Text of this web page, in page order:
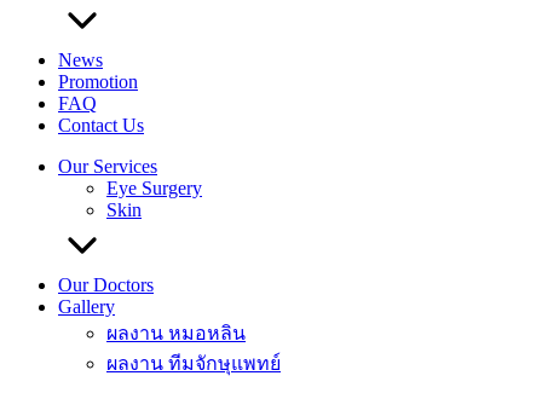
News
Promotion
FAQ
Contact Us
Our Services
Eye Surgery
Skin
Our Doctors
Gallery
ผลงาน หมอหลิน
ผลงาน ทีมจักษุแพทย์